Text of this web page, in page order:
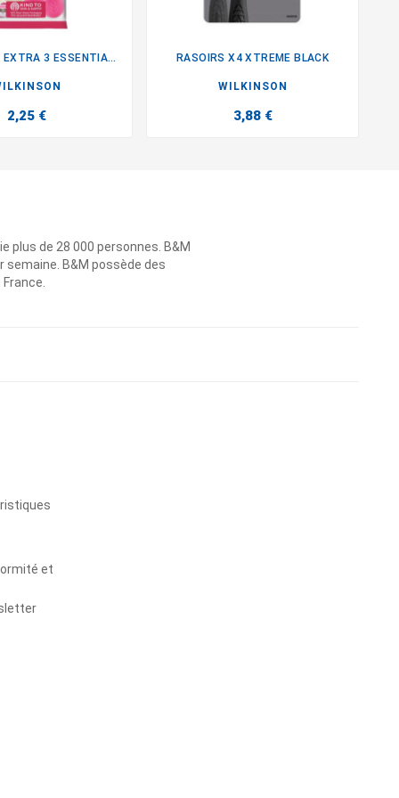
RASOIRS X4 EXTRA 3 ESSENTIALS
2,25 €
RASOIRS X4 XTREME BLACK
WILKINSON
3,88 €
plus de 28 000 personnes. B&M
B&M possède des
et